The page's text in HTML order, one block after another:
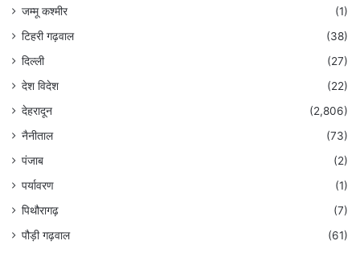
जम्मू कश्मीर
(1)
टिहरी गढ़वाल
(38)
दिल्ली
(27)
देश विदेश
(22)
देहरादून
(2,806)
नैनीताल
(73)
पंजाब
(2)
पर्यावरण
(1)
पिथौरागढ़
(7)
पौड़ी गढ़वाल
(61)